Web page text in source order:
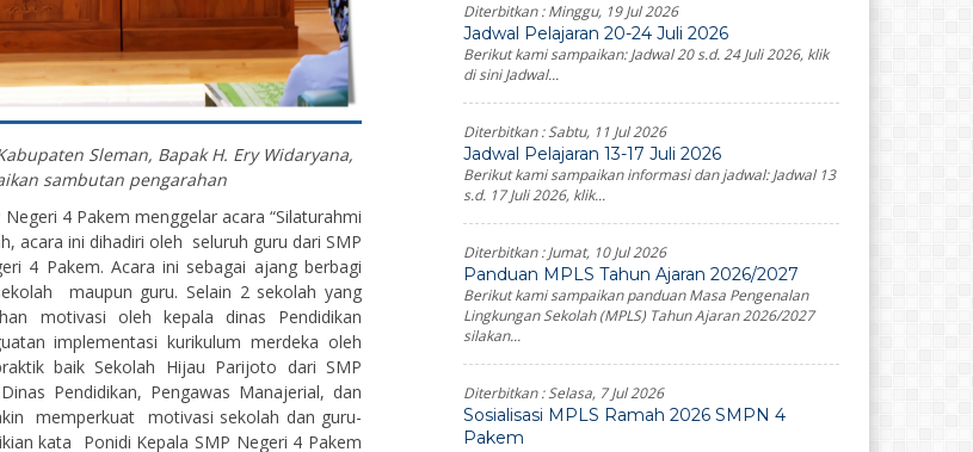
Sleman, Bapak H. Ery Widaryana,
sambutan pengarahan
4 Pakem menggelar acara “Silaturahmi
acara ini dihadiri oleh seluruh guru dari SMP
4 Pakem. Acara ini sebagai ajang berbagi
maupun guru. Selain 2 sekolah yang
motivasi oleh kepala dinas Pendidikan
implementasi kurikulum merdeka oleh
baik Sekolah Hijau Parijoto dari SMP
Pendidikan, Pengawas Manajerial, dan
memperkuat motivasi sekolah dan guru-
kata Ponidi Kepala SMP Negeri 4 Pakem
Diterbitkan :Minggu, 19 Jul 2026
Jadwal Pelajaran 20-24 Juli 2026
Berikut kami sampaikan: Jadwal 20 s.d. 24 Juli 2026, klik
di sini Jadwal...
Diterbitkan :Sabtu, 11 Jul 2026
Jadwal Pelajaran 13-17 Juli 2026
Berikut kami sampaikan informasi dan jadwal: Jadwal 13
s.d. 17 Juli 2026, klik...
Diterbitkan :Jumat, 10 Jul 2026
Panduan MPLS Tahun Ajaran 2026/2027
Berikut kami sampaikan panduan Masa Pengenalan
Lingkungan Sekolah (MPLS) Tahun Ajaran 2026/2027
silakan...
Diterbitkan :Selasa, 7 Jul 2026
Sosialisasi MPLS Ramah 2026 SMPN 4
Pakem